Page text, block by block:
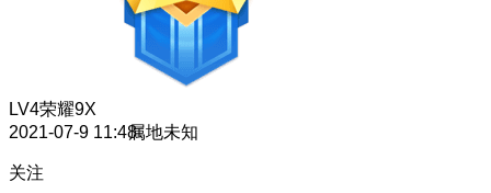
LV4荣耀9X
2021-07-9 11:48属地未知
关注